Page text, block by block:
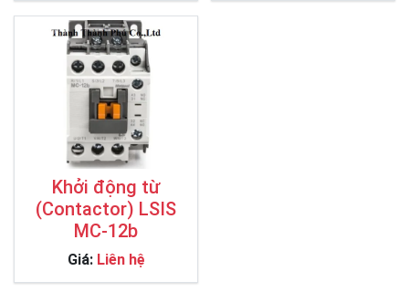
Khởi động từ
(Contactor) LSIS
MC-12b
Giá: Liên hệ